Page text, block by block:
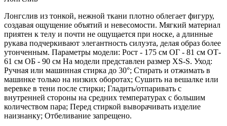
Лонгслив из тонкой, нежной ткани плотно облегает фигуру,
создавая ощущение объятий и невесомости. Мягкий материал
приятен к телу и почти не ощущается при носке, а длинные
рукава подчеркивают элегантность силуэта, делая образ более
утонченным. Параметры модели: Рост - 175 см ОГ - 81 см ОТ-
61 см ОБ - 90 см На модели представлен размер XS-S. Уход:
Ручная или машинная стирка до 30°; Стирать и отжимать в
машинке только на низких оборотах; Сушить на вешалке или
веревке в тени после стирки; Гладить/отпаривать с
внутренней стороны на средних температурах с большим
количеством пара; Перед стиркой выворачивать изделие
наизнанку; Отбеливание запрещено.